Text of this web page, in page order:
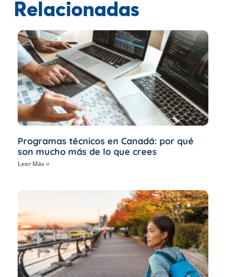
Relacionadas
Programas técnicos en Canadá: por qué
son mucho más de lo que crees
Leer Más »